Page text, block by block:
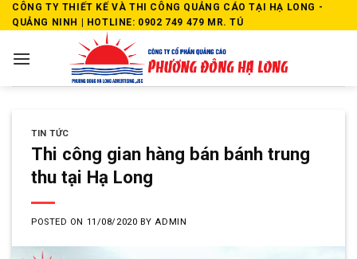
Skip
to
CÔNG TY THIẾT KẾ VÀ THI CÔNG QUẢNG CÁO TẠI HẠ LONG -
QUẢNG NINH | HOTLINE: 0902 749 479 MR. TÚ
TIN TỨC
Thi công gian hàng bán bánh trung
thu tại Hạ Long
POSTED ON 11/08/2020 BY ADMIN